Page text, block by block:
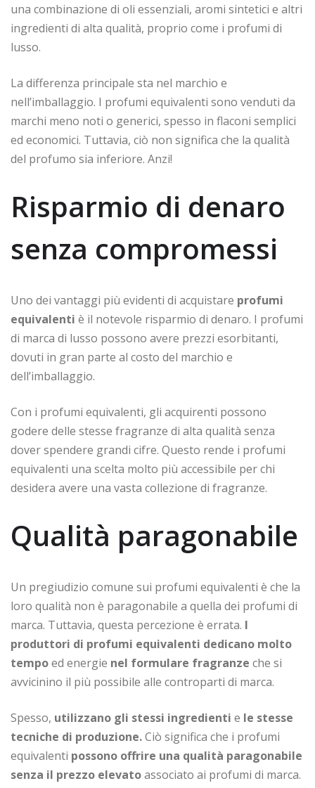
una combinazione di oli essenziali, aromi sintetici e altri
ingredienti di alta qualità, proprio come i profumi di
lusso.
La differenza principale sta nel marchio e
nell’imballaggio. I profumi equivalenti sono venduti da
marchi meno noti o generici, spesso in flaconi semplici
ed economici. Tuttavia, ciò non significa che la qualità
del profumo sia inferiore. Anzi!
Risparmio di denaro
senza compromessi
Uno dei vantaggi più evidenti di acquistare profumi
equivalenti è il notevole risparmio di denaro. I profumi
di marca di lusso possono avere prezzi esorbitanti,
dovuti in gran parte al costo del marchio e
dell’imballaggio.
Con i profumi equivalenti, gli acquirenti possono
godere delle stesse fragranze di alta qualità senza
dover spendere grandi cifre. Questo rende i profumi
equivalenti una scelta molto più accessibile per chi
desidera avere una vasta collezione di fragranze.
Qualità paragonabile
Un pregiudizio comune sui profumi equivalenti è che la
loro qualità non è paragonabile a quella dei profumi di
marca. Tuttavia, questa percezione è errata. I
produttori di profumi equivalenti dedicano molto
tempoed energie nel formulare fragranze che si
avvicinino il più possibile alle controparti di marca.
Spesso, utilizzano gli stessi ingredienti e le stesse
tecniche di produzione.Ciò significa che i profumi
equivalenti possono offrire una qualità paragonabile
senza il prezzo elevatoassociato ai profumi di marca.